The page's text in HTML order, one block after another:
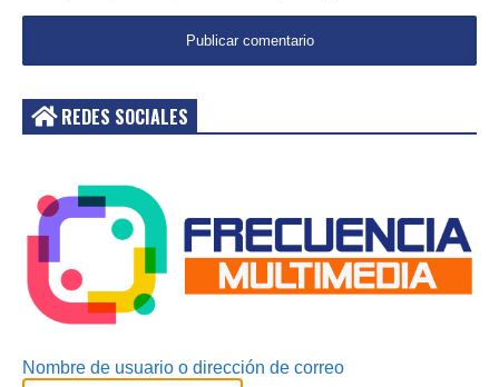
REDES SOCIALES
Nombre de usuario o dirección de correo